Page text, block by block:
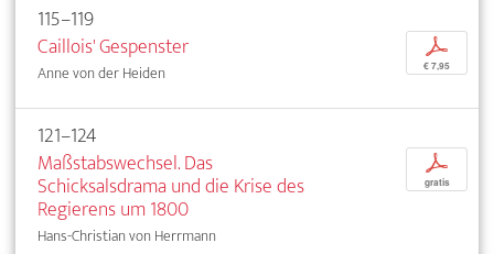
115–119
Caillois' Gespenster
Anne von der Heiden
p
€ 7,95
121–124
Maßstabswechsel. Das
Schicksalsdrama und die Krise des
Regierens um 1800
Hans-Christian von Herrmann
p
gratis